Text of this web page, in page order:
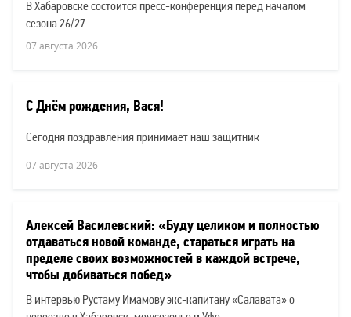
В Хабаровске состоится пресс-конференция перед началом
сезона 26/27
07 августа 2026
С Днём рождения, Вася!
Сегодня поздравления принимает наш защитник
07 августа 2026
Алексей Василевский: «Буду целиком и полностью
отдаваться новой команде, стараться играть на
пределе своих возможностей в каждой встрече,
чтобы добиваться побед»
В интервью Рустаму Имамову экс-капитану «Салавата» о